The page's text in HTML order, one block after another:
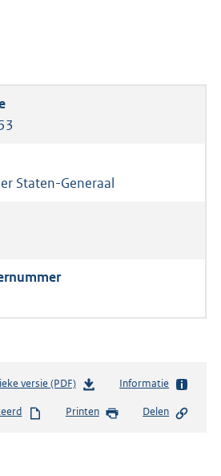
Staten-Generaal
versie (PDF)b
s
Informatie
Printen Delen